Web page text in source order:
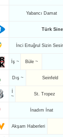
Yabancı Damat
Türk
İnci Ertuğrul Sizin
İş ~ Büle ~
Dış ~ Seinfeld
~
St. Tropez
İnadım İnat
Akşam Haberleri